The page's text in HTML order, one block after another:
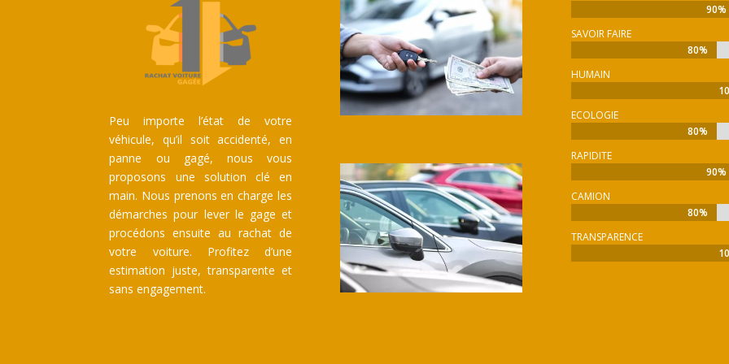
Peu importe l’état de votre
véhicule, qu’il soit accidenté, en
panne ou gagé, nous vous
proposons une solution clé en
main. Nous prenons en charge les
démarches pour lever le gage et
procédons ensuite au rachat de
votre voiture. Profitez d’une
estimation juste, transparente et
sans engagement.
90%
90%
SAVOIR FAIRE
80%
80%
HUMAIN
ECOLOGIE
80%
80%
RAPIDITE
90%
90%
CAMION
80%
80%
TRANSPARENCE